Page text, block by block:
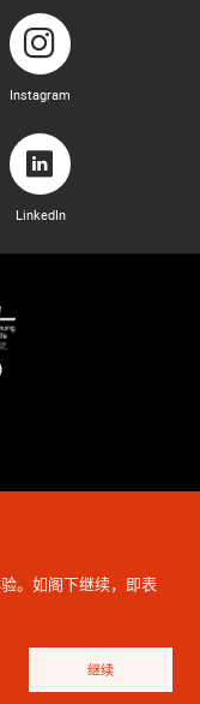
。如阁下继续，即表
继续
Instagram
LinkedIn